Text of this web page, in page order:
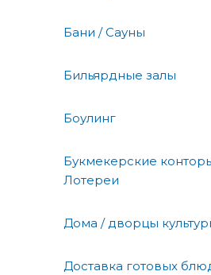
Бани / Сауны
Бильярдные залы
Боулинг
Букмекерские
Лотереи
Дома / дворцы
Доставка готовых